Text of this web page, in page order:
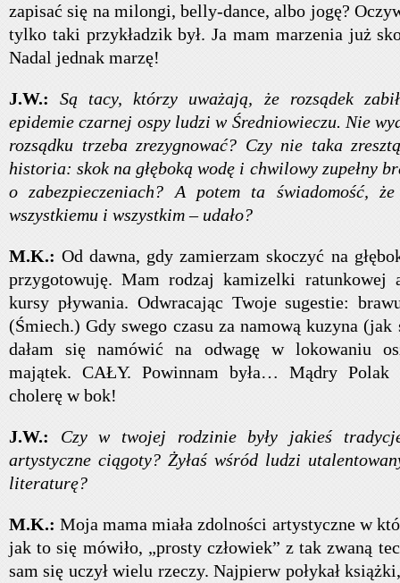
zapisać się na milongi, belly-dance, albo jogę?
tylko taki przykładzik był. Ja mam marzenia już
Nadal jednak marzę!
J.W.:
Są tacy, którzy uważają, że rozsądek
epidemie czarnej ospy ludzi w Średniowieczu. Nie
rozsądku trzeba zrezygnować? Czy nie taka
historia: skok na głęboką wodę i chwilowy zupełny
o zabezpieczeniach? A potem ta świadomość,
wszystkiemu i wszystkim – udało?
M.K.: Od dawna, gdy zamierzam skoczyć na
przygotowuję. Mam rodzaj kamizelki ratunkowej
kursy pływania. Odwracając Twoje sugestie:
(Śmiech.) Gdy swego czasu za namową kuzyna (jak
dałam się namówić na odwagę w lokowaniu
majątek. CAŁY. Powinnam była… Mądry
cholerę w bok!
J.W.:
Czy w twojej rodzinie były jakieś
artystyczne ciągoty? Żyłaś wśród ludzi
literaturę?
M.K.: Moja mama miała zdolności artystyczne w
jak to się mówiło, „prosty człowiek” z tak zwaną
sam się uczył wielu rzeczy. Najpierw połykał